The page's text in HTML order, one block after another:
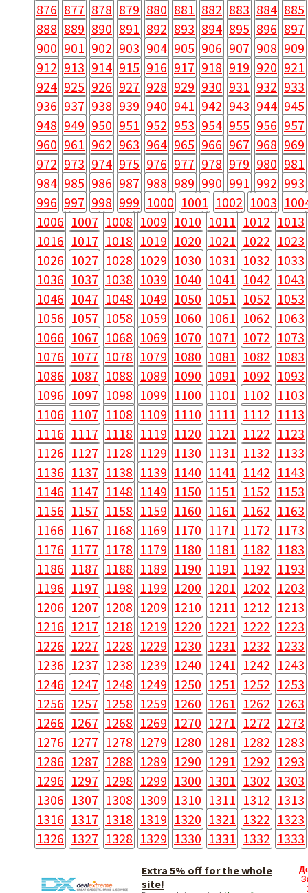
876 877 878 879 880 881 882 883 884 885
888 889 890 891 892 893 894 895 896 897
900 901 902 903 904 905 906 907 908 909
912 913 914 915 916 917 918 919 920 921
924 925 926 927 928 929 930 931 932 933
936 937 938 939 940 941 942 943 944 945
948 949 950 951 952 953 954 955 956 957
960 961 962 963 964 965 966 967 968 969
972 973 974 975 976 977 978 979 980 981
984 985 986 987 988 989 990 991 992 993
996 997 998 999 1000 1001 1002 1003
1006 1007 1008 1009 1010 1011 1012 1013
1016 1017 1018 1019 1020 1021 1022 1023
1026 1027 1028 1029 1030 1031 1032 1033
1036 1037 1038 1039 1040 1041 1042 1043
1046 1047 1048 1049 1050 1051 1052 1053
1056 1057 1058 1059 1060 1061 1062 1063
1066 1067 1068 1069 1070 1071 1072 1073
1076 1077 1078 1079 1080 1081 1082 1083
1086 1087 1088 1089 1090 1091 1092 1093
1096 1097 1098 1099 1100 1101 1102 1103
1106 1107 1108 1109 1110 1111 1112 1113
1116 1117 1118 1119 1120 1121 1122 1123
1126 1127 1128 1129 1130 1131 1132 1133
1136 1137 1138 1139 1140 1141 1142 1143
1146 1147 1148 1149 1150 1151 1152 1153
1156 1157 1158 1159 1160 1161 1162 1163
1166 1167 1168 1169 1170 1171 1172 1173
1176 1177 1178 1179 1180 1181 1182 1183
1186 1187 1188 1189 1190 1191 1192 1193
1196 1197 1198 1199 1200 1201 1202 1203
1206 1207 1208 1209 1210 1211 1212 1213
1216 1217 1218 1219 1220 1221 1222 1223
1226 1227 1228 1229 1230 1231 1232 1233
1236 1237 1238 1239 1240 1241 1242 1243
1246 1247 1248 1249 1250 1251 1252 1253
1256 1257 1258 1259 1260 1261 1262 1263
1266 1267 1268 1269 1270 1271 1272 1273
1276 1277 1278 1279 1280 1281 1282 1283
1286 1287 1288 1289 1290 1291 1292 1293
1296 1297 1298 1299 1300 1301 1302 1303
1306 1307 1308 1309 1310 1311 1312 1313
1316 1317 1318 1319 1320 1321 1322 1323
1326 1327 1328 1329 1330 1331 1332 1333
Extra 5% off for the whole
site!